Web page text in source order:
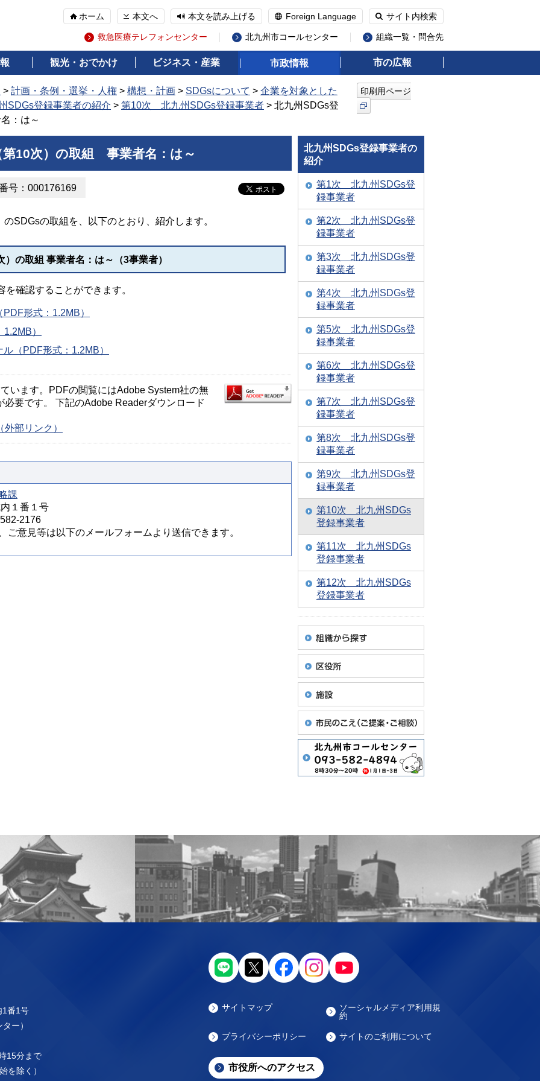
ホーム 本文へ 本文を読み上げる Foreign Language サイト内検索
救急医療テレフォンセンター 北九州市コールセンター 組織一覧・問合先
観光・おでかけ ビジネス・産業 市政情報 市の広報
> 計画・条例・選挙・人権 > 構想・計画 > SDGsについて > 企業を対象とした
SDGs登録事業者の紹介 > 第10次 北九州SDGs登録事業者 > 北九州SDGs登
：は～
印刷用ページ
第10次）の取組 事業者名：は～
号：000176169
SDGsの取組を、以下のとおり、紹介します。
の取組 事業者名：は～（3事業者）
確認することができます。
形式：1.2MB）
）
（PDF形式：1.2MB）
います。PDFの閲覧にはAdobe System社の無
要です。 下記のAdobe Readerダウンロード
部リンク）
課
１番１号
2176
ご意見等は以下のメールフォームより送信できます。
北九州SDGs登録事業者の
紹介
第1次 北九州SDGs登
録事業者
第2次 北九州SDGs登
録事業者
第3次 北九州SDGs登
録事業者
第4次 北九州SDGs登
録事業者
第5次 北九州SDGs登
録事業者
第6次 北九州SDGs登
録事業者
第7次 北九州SDGs登
録事業者
第8次 北九州SDGs登
録事業者
第9次 北九州SDGs登
録事業者
第10次 北九州SDGs
登録事業者
第11次 北九州SDGs
登録事業者
第12次 北九州SDGs
登録事業者
番1号
ー）
15分まで
を除く）
サイトマップ
ソーシャルメディア利用規
約
プライバシーポリシー サイトのご利用について
市役所へのアクセス